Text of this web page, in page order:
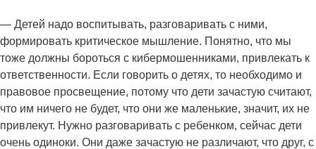
— Детей надо воспитывать, разговаривать с ними,
формировать критическое мышление. Понятно, что мы
тоже должны бороться с кибермошенниками, привлекать к
ответственности. Если говорить о детях, то необходимо и
правовое просвещение, потому что дети зачастую считают,
что им ничего не будет, что они же маленькие, значит, их не
привлекут. Нужно разговаривать с ребенком, сейчас дети
очень одиноки. Они даже зачастую не различают, что друг, с